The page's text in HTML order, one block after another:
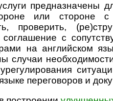
предназначены
или стороне с
проверить,
соглашение с
на английском
случаи
переговоров и